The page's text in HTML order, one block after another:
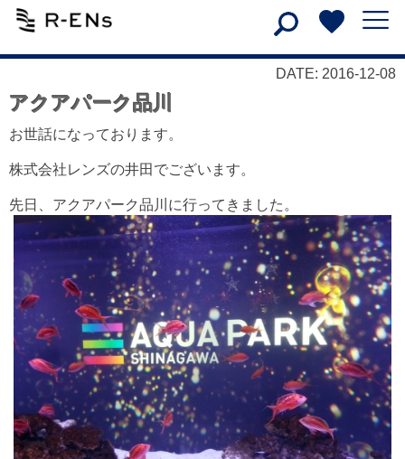
DATE: 2016-12-08
アクアパーク品川
お世話になっております。
株式会社レンズの井田でございます。
先日、アクアパーク品川に行ってきました。